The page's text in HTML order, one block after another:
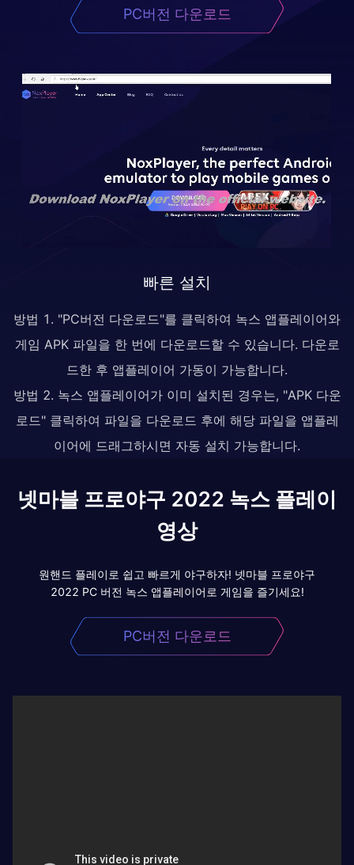
PC버전 다운로드
빠른 설치
방법 1. "PC버전 다운로드"를 클릭하여 녹스 앱플레이어와
게임 APK 파일을 한 번에 다운로드할 수 있습니다. 다운로
드한 후 앱플레이어 가동이 가능합니다.
방법 2. 녹스 앱플레이어가 이미 설치된 경우는, "APK 다운
로드" 클릭하여 파일을 다운로드 후에 해당 파일을 앱플레
이어에 드래그하시면 자동 설치 가능합니다.
넷마블 프로야구 2022 녹스 플레이
영상
원핸드 플레이로 쉽고 빠르게 야구하자! 넷마블 프로야구
2022 PC 버전 녹스 앱플레이어로 게임을 즐기세요!
PC버전 다운로드